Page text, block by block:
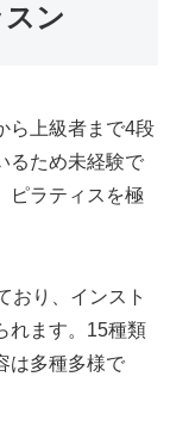
ン
ら上級者まで4段
るため未経験で
ピラティスを極
おり、インスト
れます。15種類
は多種多様で